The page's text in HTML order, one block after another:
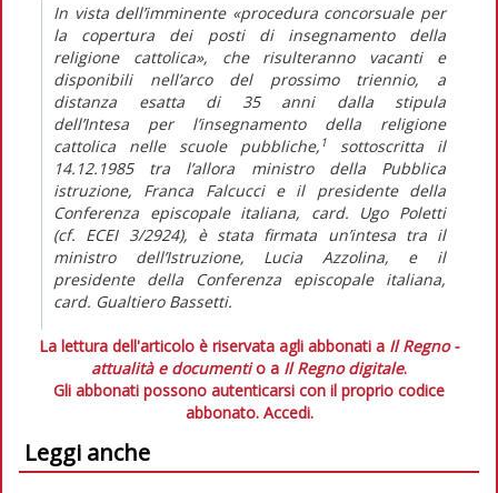
In vista dell’imminente «procedura concorsuale per
la copertura dei posti di insegnamento della
religione cattolica», che risulteranno vacanti e
disponibili nell’arco del prossimo triennio, a
distanza esatta di 35 anni dalla stipula
dell’Intesa
per l’insegnamento della religione
cattolica nelle scuole pubbliche, 1
sottoscritta il
14.12.1985 tra l’allora ministro della Pubblica
istruzione, Franca Falcucci e il presidente della
Conferenza episcopale italiana, card. Ugo Poletti
(cf. ECEI3/2924), è stata firmata un’intesa tra il
ministro dell’Istruzione, Lucia Azzolina, e il
presidente della Conferenza episcopale italiana,
card. Gualtiero Bassetti.
La lettura dell'articolo è riservata agli abbonati a Il Regno -
attualità e documentio a Il Regno digitale.
Gli abbonati possono autenticarsi con il proprio codice
abbonato. Accedi.
Leggi anche